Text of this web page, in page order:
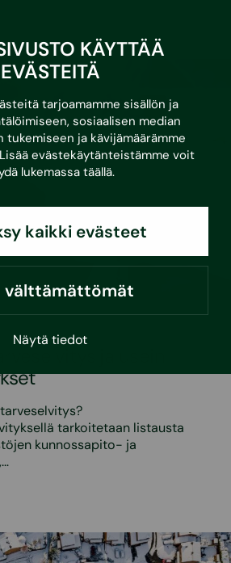
KÄYTTÄÄ
EVÄSTEITÄ
tarjoamamme sisällön ja
sosiaalisen median
tukemiseen ja kävijämäärämme
evästekäytänteistämme voit
lukemassa täällä.
kaikki evästeet
välttämättömät
Näytä tiedot
tarkoitetaan listausta
kunnossapito- ja